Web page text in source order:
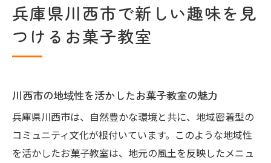
兵庫県川西市で新しい趣味を見
つけるお菓子教室
川西市の地域性を活かしたお菓子教室の魅力
兵庫県川西市は、自然豊かな環境と共に、地域密着型の
コミュニティ文化が根付いています。このような地域性
を活かしたお菓子教室は、地元の風土を反映したメニュ